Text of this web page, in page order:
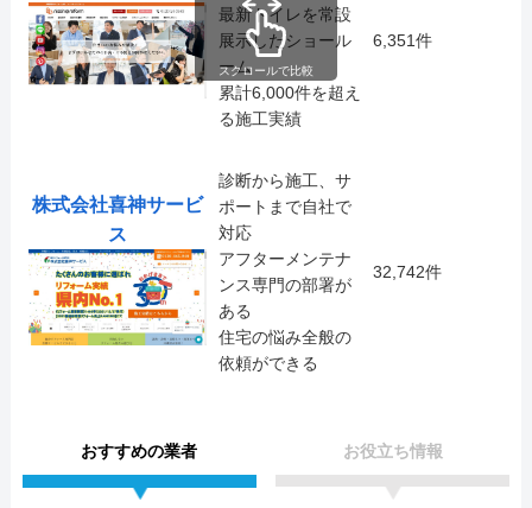
最新トイレを常設
展示したショール
ーム
累計6,000件を超え
る施工実績
6,351件
株式会社喜神サービ
ス
診断から施工、サ
ポートまで自社で
対応
アフターメンテナ
ンス専門の部署が
ある
住宅の悩み全般の
依頼ができる
32,742件
スクロールで比較
おすすめの業者 お役立ち情報